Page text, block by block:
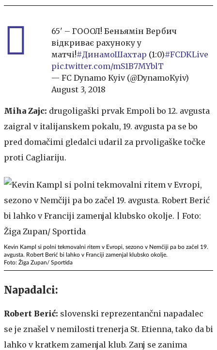
65' – ГОООЛ! Беньямін Вербич
відкриває рахуноку у
матчі!#ДинамоШахтар (1:0)#FCDKLive
pic.twitter.com/mS1B7MYblT
— FC Dynamo Kyiv (@DynamoKyiv)
August 3, 2018
Miha Zajc: drugoligaški prvak Empoli bo 12. avgusta
zaigral v italijanskem pokalu, 19. avgusta pa se bo
pred domačimi gledalci udaril za prvoligaške točke
proti Cagliariju.
Kevin Kampl si polni tekmovalni ritem v Evropi, sezono v Nemčiji pa bo začel 19.
avgusta. Robert Berić bi lahko v Franciji zamenjal klubsko okolje.
Foto: Žiga Zupan/ Sportida
Napadalci:
Robert Berić: slovenski reprezentančni napadalec
se je znašel v nemilosti trenerja St. Etienna, tako da bi
lahko v kratkem zamenjal klub. Zanj se zanima